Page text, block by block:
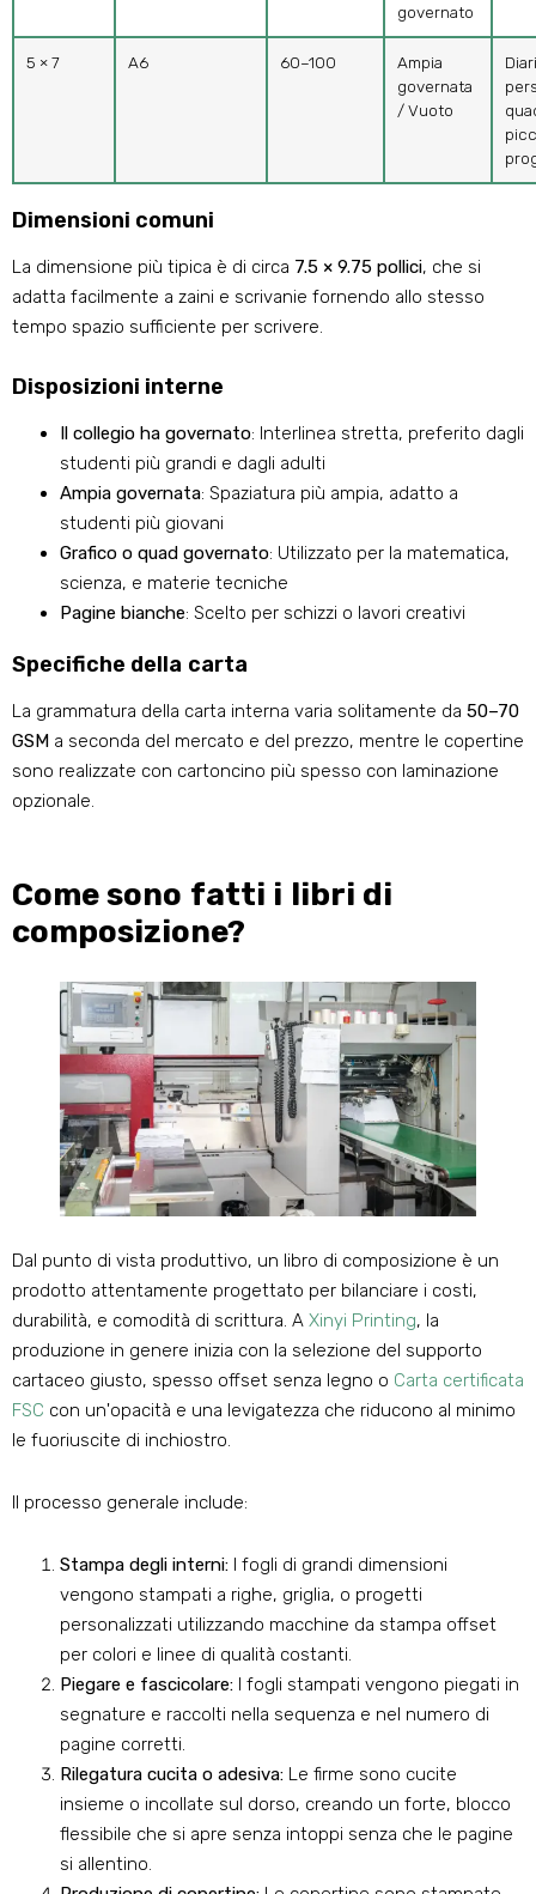
governato
5 × 7 A6 60–100
Ampia
governata
/ Vuoto
Dimensioni comuni
La dimensione più tipica è di circa 7.5 × 9.75 pollici, che si
adatta facilmente a zaini e scrivanie fornendo allo stesso
tempo spazio sufficiente per scrivere.
Disposizioni interne
Il collegio ha governato: Interlinea stretta, preferito dagli
studenti più grandi e dagli adulti
Ampia governata: Spaziatura più ampia, adatto a
studenti più giovani
Grafico o quad governato: Utilizzato per la matematica,
scienza, e materie tecniche
Pagine bianche: Scelto per schizzi o lavori creativi
Specifiche della carta
La grammatura della carta interna varia solitamente da 50–70
GSM a seconda del mercato e del prezzo, mentre le copertine
sono realizzate con cartoncino più spesso con laminazione
opzionale.
Come sono fatti i libri di
composizione?
Dal punto di vista produttivo, un libro di composizione è un
prodotto attentamente progettato per bilanciare i costi,
durabilità, e comodità di scrittura. A Xinyi Printing, la
produzione in genere inizia con la selezione del supporto
cartaceo giusto, spesso offset senza legno o Carta certificata
FSC con un'opacità e una levigatezza che riducono al minimo
le fuoriuscite di inchiostro.
Il processo generale include:
Stampa degli interni: I fogli di grandi dimensioni
vengono stampati a righe, griglia, o progetti
personalizzati utilizzando macchine da stampa offset
per colori e linee di qualità costanti.
Piegare e fascicolare: I fogli stampati vengono piegati in
segnature e raccolti nella sequenza e nel numero di
pagine corretti.
Rilegatura cucita o adesiva: Le firme sono cucite
insieme o incollate sul dorso, creando un forte, blocco
flessibile che si apre senza intoppi senza che le pagine
si allentino.